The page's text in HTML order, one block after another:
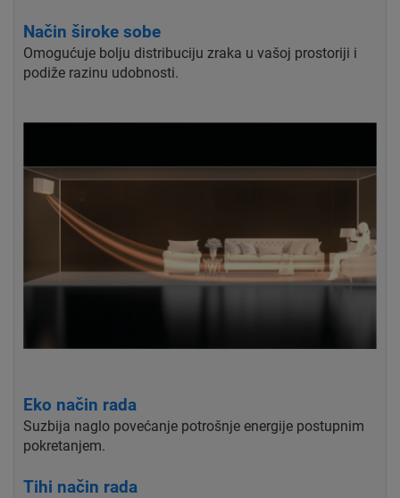
Način široke sobe
Omogućuje bolju distribuciju zraka u vašoj prostoriji i
podiže razinu udobnosti.
Eko način rada
Suzbija naglo povećanje potrošnje energije postupnim
pokretanjem.
Tihi način rada